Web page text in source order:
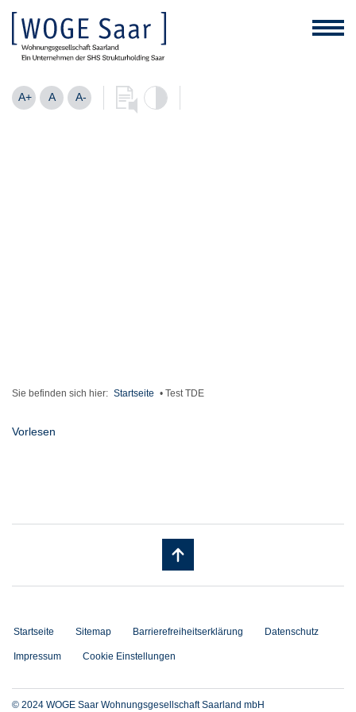
A+ A A-
Sie befinden sich hier: Startseite • Test TDE
Vorlesen
Startseite Sitemap Barrierefreiheitserklärung Datenschutz
Impressum Cookie Einstellungen
© 2024 WOGE Saar Wohnungsgesellschaft Saarland mbH